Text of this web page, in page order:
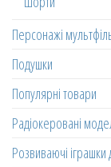
Персонажі
Подушки
Популярні товари
Радіокеровані
Розвиваючі